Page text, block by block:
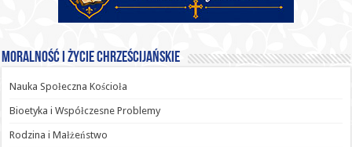
Moralność i Życie Chrześcijańskie
Nauka Społeczna Kościoła
Bioetyka i Współczesne Problemy
Rodzina i Małżeństwo